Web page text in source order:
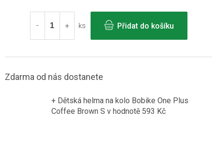
Zdarma od nás dostanete
+ Dětská helma na kolo Bobike One Plus
Coffee Brown S v hodnotě 593 Kč
cena:
ks
Přidat do košíku